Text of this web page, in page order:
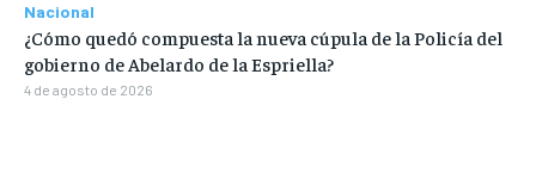
Nacional
¿Cómo quedó compuesta la nueva cúpula de la Policía del
gobierno de Abelardo de la Espriella?
4 de agosto de 2026